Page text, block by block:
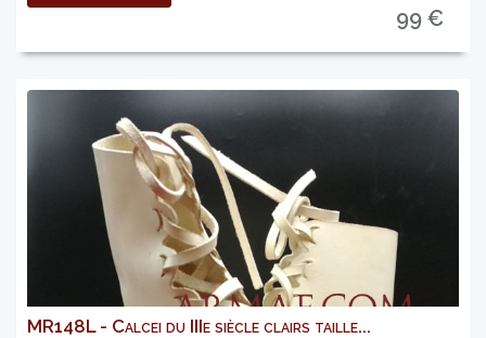
99 €
MR148L - Calcei du IIIe siècle clairs taille...